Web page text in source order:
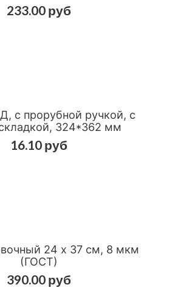
233.00 руб
в сравнения Добавить в избранное
с прорубной ручкой, с
324*362 мм
16.10 руб
в сравнения Добавить в избранное
24 х 37 см, 8 мкм
(ГОСТ)
390.00 руб
в сравнения Добавить в избранное